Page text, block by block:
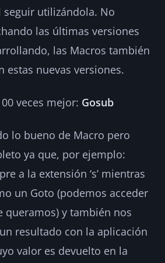
utilizándola. No
las últimas versiones
las Macros también
estas nuevas versiones.
veces mejor: Gosub
lo bueno de Macro pero
ya que, por ejemplo:
a la extensión ‘s’ mientras
un Goto (podemos acceder
queramos) y también nos
resultado con la aplicación
valor es devuelto en la